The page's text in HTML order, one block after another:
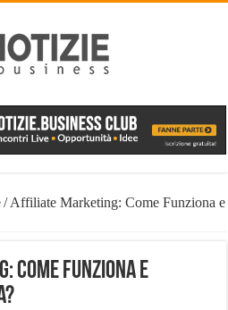
/ Affiliate Marketing: Come Funziona e
Funziona e